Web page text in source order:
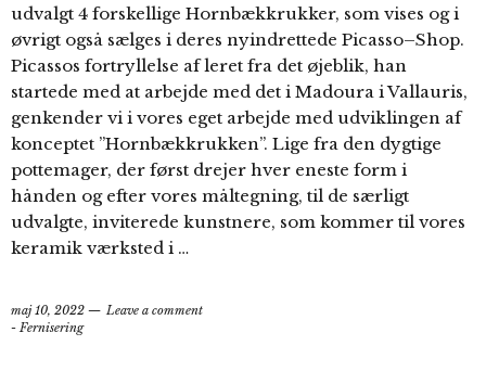
udvalgt 4 forskellige Hornbækkrukker, som vises og i
øvrigt også sælges i deres nyindrettede Picasso–Shop.
Picassos fortryllelse af leret fra det øjeblik, han
startede med at arbejde med det i Madoura i Vallauris,
genkender vi i vores eget arbejde med udviklingen af
konceptet ”Hornbækkrukken”. Lige fra den dygtige
pottemager, der først drejer hver eneste form i
hånden og efter vores måltegning, til de særligt
udvalgte, inviterede kunstnere, som kommer til vores
keramik værksted i …
maj 10, 2022
Leave a comment
- Fernisering